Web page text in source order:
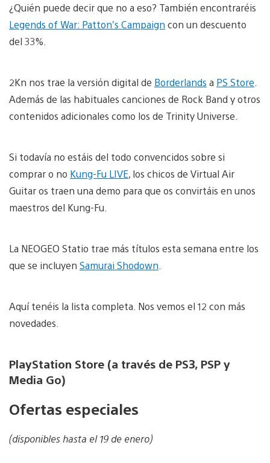
¿Quién puede decir que no a eso? También encontraréis
Legends of War: Patton’s Campaign con un descuento
del 33%.
2Kn nos trae la versión digital de Borderlands a PS Store
Además de las habituales canciones de Rock Band y otros
contenidos adicionales como los de Trinity Universe.
Si todavía no estáis del todo convencidos sobre si
comprar o no Kung-Fu LIVE, los chicos de Virtual Air
Guitar os traen una demo para que os convirtáis en unos
maestros del Kung-Fu.
La NEOGEO Statio trae más títulos esta semana entre los
que se incluyen Samurai Shodown
Aquí tenéis la lista completa. Nos vemos el 12 con más
novedades.
PlayStation Store (a través de PS3, PSP y
Media Go)
Ofertas especiales
(disponibles hasta el 19 de enero)